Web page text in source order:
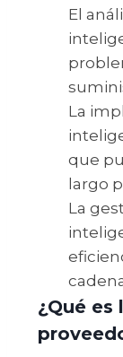
El
La
que
largo
La
¿Qué